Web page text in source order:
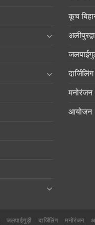
कूच
दार्जिलिंग
मनोरंजन
आयोजन
जलपाईगुड़ी दार्जिलिंग मनोरंजन